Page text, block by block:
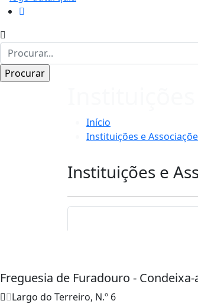
Início
Instituições e
Instituições e
Freguesia de Furadouro - Condeixa-
Largo do Terreiro, N.º 6